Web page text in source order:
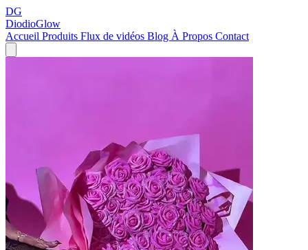
DG
DiodioGlow
Accueil Produits Flux de vidéos Blog À Propos Contact